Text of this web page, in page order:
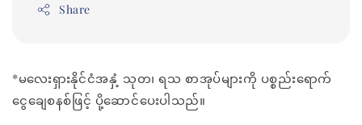
Share
*မလေးရှားနိုင်ငံအနှံ့ သုတ၊ ရသ စာအုပ်များကို ပစ္စည်းရောက်
ငွေချေစနစ်ဖြင့် ပို့ဆောင်ပေးပါသည်။